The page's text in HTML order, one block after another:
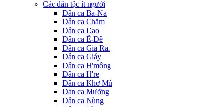
Các dân tộc ít người
Dân ca Ba-Na
Dân ca Chăm
Dân ca Dao
Dân ca Ê-Đê
Dân ca Gia Rai
Dân ca Giáy
Dân ca H'mông
Dân ca H're
Dân ca Khơ Mú
Dân ca Mường
Dân ca Nùng